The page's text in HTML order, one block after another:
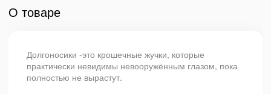
О товаре
Долгоносики -это крошечные жучки, которые
практически невидимы невооружённым глазом, пока
полностью не вырастут.